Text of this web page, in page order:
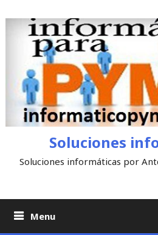
content
Soluciones
Soluciones informáticas por
Menu